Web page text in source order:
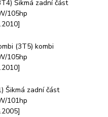
Šikmá zadní část
105hp
(3T5) kombi
105hp
Šikmá zadní část
101hp